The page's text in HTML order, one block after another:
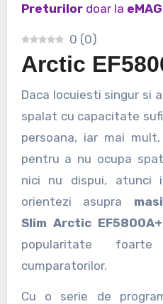
Preturilor doar la
0 (0)
Arctic
Daca locuiesti singur si ai nevoie de o masina de
spalat cu capacitate
persoana, iar mai
pentru a nu ocupa
nici nu dispui, atunci
orientezi asupra
Slim Arctic EF5800A+
popularitate
cumparatorilor.
Cu o serie de